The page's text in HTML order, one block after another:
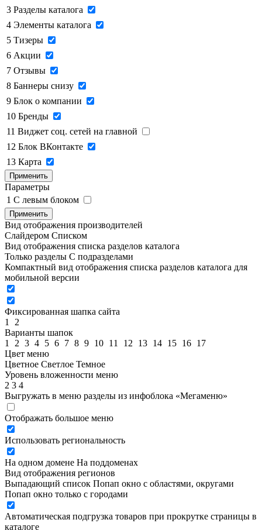
3 Разделы каталога
4 Элементы каталога
5 Тизеры
6 Акции
7 Отзывы
8 Баннеры снизу
9 Блок о компании
10 Бренды
11 Виджет соц. сетей на главной
12 Блок ВКонтакте
13 Карта
Применить
Параметры
1 C левым блоком
Применить
Вид отображения производителей
Слайдером Списком
Вид отображения списка разделов каталога
Только разделы С подразделами
Компактный вид отображения списка разделов каталога для
мобильной версии
Фиксированная шапка сайта
1
2
Варианты шапок
1
2 3 4 5 6 7 8 9 10 11 12 13 14 15 16 17
Цвет меню
Цветное Светлое Темное
Уровень вложенности меню
2 3 4
Выгружать в меню разделы из инфоблока «Мегаменю»
Отображать большое меню
Использовать региональность
На одном домене На поддоменах
Вид отображения регионов
Выпадающий список Попап окно c областями, округами
Попап окно только с городами
Автоматическая подгрузка товаров при прокрутке страницы в
каталоге